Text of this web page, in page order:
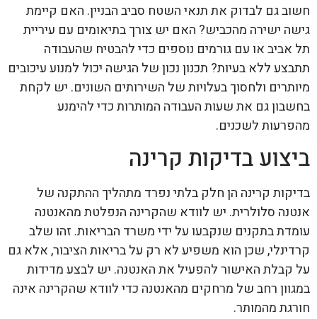
חשוב גם לבדוק את תנאי השטח סביב הבניין. האם קיימת
גישה ישירה מהכביש? האם יש צורך בתיאומים עם עיריית
תל אביב או עם גורמים נוספים כדי להבטיח שהעבודה
תתבצע ללא בעיות? תכנון נכון של הגישה יכול למנוע עיכובים
מיותרים ולחסוך בעלויות של השירותים השונים. יש לקחת
בחשבון גם את שעות העבודה המותרות כדי להימנע
מהפרעות לשכנים.
ביצוע בדיקות קרינה
בדיקות קרינה הן חלק בלתי נפרד מתהליך ההתקנה של
אנטנה סלולרית. יש לוודא שהקרינה הנפלטת מהאנטנה
עומדת בתקנים שנקבעו על ידי משרד הבריאות. זהו שלב
קרדינלי, שכן הוא משפיע לא רק על בריאות הציבור, אלא גם
על קבלת האישור להפעיל את האנטנה. יש לבצע מדידות
במגוון רחב של מרחקים מהאנטנה כדי לוודא שהקרינה אינה
חורגת מהמותר.